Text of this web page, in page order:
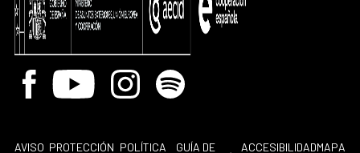
Facebook
Youtube InstagramSpotify
AVISO PROTECCIÓN POLÍTICA
GUÍA DE
ACCESIBILIDADMAPA